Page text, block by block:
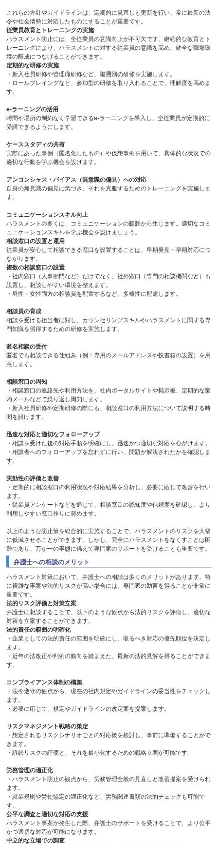
これらの方針やガイドラインは、定期的に見直しと更新を行い、常に最新の法
令や社会情勢に対応したものにすることが重要です。
従業員教育とトレーニングの実施
ハラスメント防止には、全従業員の意識向上が不可欠です。継続的な教育とト
レーニングにより、ハラスメントに対する従業員の意識を高め、健全な職場環
境の醸成につなげることができます。
定期的な研修の実施
・新入社員研修や管理職研修など、階層別の研修を実施します。
・ロールプレイングなど、参加型の研修を取り入れることで、理解度を高めま
す。
e-ラーニングの活用
時間や場所の制約なく学習できるe-ラーニングを導入し、全従業員が定期的に
受講できるようにします。
ケーススタディの共有
実際にあった事例（匿名化したもの）や仮想事例を用いて、具体的な状況での
適切な行動を学ぶ機会を設けます。
アンコンシャス・バイアス（無意識の偏見）への対応
自身の無意識の偏見に気づき、それを克服するためのトレーニングを実施しま
す。
コミュニケーションスキル向上
ハラスメントの多くは、コミュニケーションの齟齬から生じます。適切なコミ
ュニケーションスキルを学ぶ機会を設けましょう。
相談窓口の設置と運用
従業員が安心して相談できる窓口を設置することは、早期発見・早期対応につ
ながります。
複数の相談窓口の設置
・社内窓口（人事部門など）だけでなく、社外窓口（専門の相談機関など）も
設置し、相談しやすい環境を整えます。
・男性・女性両方の相談員を配置するなど、多様性に配慮します。
相談員の育成
相談を受ける担当者に対し、カウンセリングスキルやハラスメントに関する専
門知識を習得するための研修を実施します。
匿名相談の受付
匿名でも相談できる仕組み（例：専用のメールアドレスや投書箱の設置）を用
意します。
相談窓口の周知
・相談窓口の連絡先や利用方法を、社内ポータルサイトや掲示板、定期的な案
内メールなどで繰り返し周知します。
・新入社員研修や定期研修の際にも、相談窓口の利用方法について説明する時
間を設けます。
迅速な対応と適切なフォローアップ
・相談を受けた後の対応手順を明確にし、迅速かつ適切な対応を心がけます。
・相談者へのフォローアップを忘れずに行い、問題が解決されたかを確認しま
す。
実効性の評価と改善
・定期的に相談窓口の利用状況や対応結果を分析し、必要に応じて改善を行い
ます。
・従業員アンケートなどを通じて、相談窓口の認知度や信頼度を確認し、より
利用しやすい窓口作りに努めます。
以上のような防止策を総合的に実施することで、ハラスメントのリスクを大幅
に低減させることができます。しかし、完全にハラスメントをなくすことは困
難であり、万が一の事態に備えて専門家のサポートを受けることも重要です。
弁護士への相談のメリット
ハラスメント対策において、弁護士への相談は多くのメリットがあります。特
に複雑な事案や法的リスクが高い場合には、専門家の助言を得ることが非常に
重要です。
法的リスク評価と対策立案
弁護士に相談することで、以下のような観点から法的リスクを評価し、適切な
対策を立案することができます。
法的責任の範囲の明確化
・企業としての法的責任の範囲を明確にし、取るべき対応の優先順位を決定し
ます。
・近年の法改正や判例の動向を踏まえた、最新の法的見解を得ることができま
す。
コンプライアンス体制の構築
・法令遵守の観点から、現在の社内規定やガイドラインの妥当性をチェックし
ます。
・必要に応じて、規定やガイドラインの改定案を提案します。
リスクマネジメント戦略の策定
・想定されるリスクシナリオごとの対応策を検討し、事前に準備することがで
きます。
・訴訟リスクの評価と、それを最小化するための戦略立案が可能です。
労務管理の適正化
・ハラスメント防止の観点から、労務管理全般の見直しと改善提案を受けられ
ます。
・就業規則や労使協定の適正化など、労務関連書類の法的チェックも可能で
す。
公平な調査と適切な対応の支援
ハラスメント事案が発生した際、弁護士のサポートを受けることで、より公平
かつ適切な対応が可能になります。
中立的な立場での調査